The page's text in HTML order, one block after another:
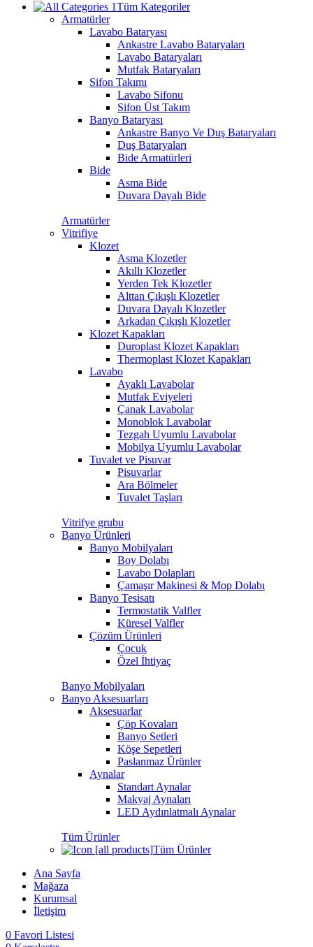
Tüm Kategoriler
Armatürler
Lavabo Bataryası
Ankastre Lavabo Bataryaları
Lavabo Bataryaları
Mutfak Bataryaları
Sifon Takımı
Lavabo Sifonu
Sifon Üst Takım
Banyo Bataryası
Ankastre Banyo Ve Duş Bataryaları
Duş Bataryaları
Bide Armatürleri
Bide
Asma Bide
Duvara Dayalı Bide
Armatürler
Vitrifiye
Klozet
Asma Klozetler
Akıllı Klozetler
Yerden Tek Klozetler
Alttan Çıkışlı Klozetler
Duvara Dayalı Klozetler
Arkadan Çıkışlı Klozetler
Klozet Kapakları
Duroplast Klozet Kapakları
Thermoplast Klozet Kapakları
Lavabo
Ayaklı Lavabolar
Mutfak Eviyeleri
Çanak Lavabolar
Monoblok Lavabolar
Tezgah Uyumlu Lavabolar
Mobilya Uyumlu Lavabolar
Tuvalet ve Pisuvar
Pisuvarlar
Ara Bölmeler
Tuvalet Taşları
Vitrifye grubu
Banyo Ürünleri
Banyo Mobilyaları
Boy Dolabı
Lavabo Dolapları
Çamaşır Makinesi & Mop Dolabı
Banyo Tesisatı
Termostatik Valfler
Küresel Valfler
Çözüm Ürünleri
Çocuk
Özel İhtiyaç
Banyo Mobilyaları
Banyo Aksesuarları
Aksesuarlar
Çöp Kovaları
Banyo Setleri
Köşe Sepetleri
Paslanmaz Ürünler
Aynalar
Standart Aynalar
Makyaj Aynaları
LED Aydınlatmalı Aynalar
Tüm Ürünler
Tüm Ürünler
Ana Sayfa
Mağaza
Kurumsal
İletişim
0 Favori Listesi